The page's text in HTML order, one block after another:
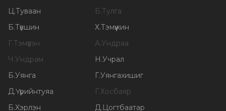
Ц.Туваан Б.Тулга
Б.Түвшин Х.Тэмүүжин
Г.Тэмүүлэн А.Ундраа
Ч.Ундрам Н.Учрал
Б.Уянга Г.Уянгахишиг
Д.Үүрийнтуяа Г.Хосбаяр
Б.Хэрлэн Д.Цогтбаатар